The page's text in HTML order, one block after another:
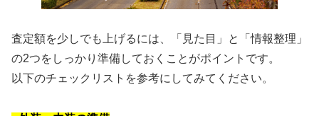
査定額を少しでも上げるには、「見た目」と「情報整理」
の2つをしっかり準備しておくことがポイントです。
以下のチェックリストを参考にしてみてください。